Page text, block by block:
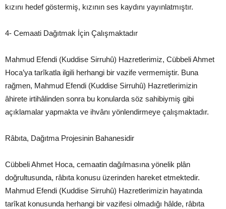
kızını hedef göstermiş, kızının ses kaydını yayınlatmıştır.
4- Cemaati Dağıtmak İçin Çalışmaktadır
Mahmud Efendi (Kuddise Sirruhû) Hazretlerimiz, Cübbeli Ahmet
Hoca’ya tarîkatla ilgili herhangi bir vazife vermemiştir. Buna
rağmen, Mahmud Efendi (Kuddise Sirruhû) Hazretlerimizin
âhirete irtihâlinden sonra bu konularda söz sahibiymiş gibi
açıklamalar yapmakta ve ihvânı yönlendirmeye çalışmaktadır.
Râbıta, Dağıtma Projesinin Bahanesidir
Cübbeli Ahmet Hoca, cemaatin dağılmasına yönelik plân
doğrultusunda, râbıta konusu üzerinden hareket etmektedir.
Mahmud Efendi (Kuddise Sirruhû) Hazretlerimizin hayatında
tarîkat konusunda herhangi bir vazifesi olmadığı hâlde, râbıta